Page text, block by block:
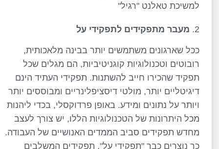
למשיכת טאלנט "רגיל"
מעבר מתפקידים לתפקידי על
ככל שארגונים משתמשים יותר בבינה מלאכותית,
רובוטים וטכנולוגיות קוגניטיביות, הם מגלים שכל
תפקיד שהכירו חייב להשתנות. תפקידי העתיד הינם
דיגיטליים יותר, מולטי דיסציפלינריים ומבוססים יותר
ויותר על נתונים ומידע. באופן פרדוקסלי, בכדי ליהנות
מכל היתרונות של הטכנולוגיות הללו, יש צורך לעצב
מחדש תפקידים סביב הממדים האנושיים של העבודה.
כך נוצרים כבר "תפקידי על", תפקידים המשלבים